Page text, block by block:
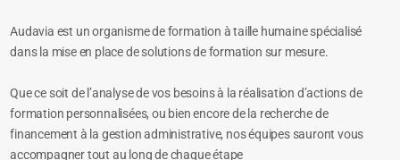
Audavia est un organisme de formation à taille humaine spécialisé
dans la mise en place de solutions de formation sur mesure.
Que ce soit de l’analyse de vos besoins à la réalisation d’actions de
formation personnalisées, ou bien encore de la recherche de
financement à la gestion administrative, nos équipes sauront vous
accompagner tout au long de chaque étape